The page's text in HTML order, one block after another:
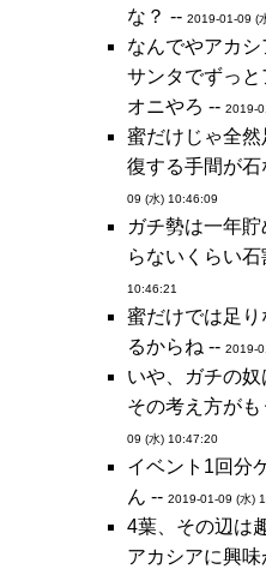
な？ -- 2019-01-09 (
なんでやアカ
サンタでずっ
オニやろ -- 2019-
蜜だけじゃ全
復する手間が
09 (水) 10:46:09
ガチ勢は一年
らないくらい
10:46:21
蜜だけでは足
るからね -- 2019-
いや、ガチの奴
その考え方が
09 (水) 10:47:20
イベント1回分
ん -- 2019-01-09 (水)
4葉、その辺は
アカシアに興味